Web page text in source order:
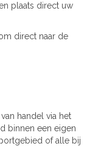
plaats direct uw
direct naar de
handel via het
binnen een eigen
of alle bij